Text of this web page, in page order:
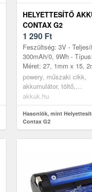
HELYETTESÍTŐ
CONTAX G2
1 290 Ft
Feszültség: 3V -
300mAh/0, 9Wh -
Méret: 27, 1mm x 15,
powery, műszaki cikk,
akkumulátor, töltő,
digitáliskamera
akkuk.hu
Hasonlók, mint
Contax G2